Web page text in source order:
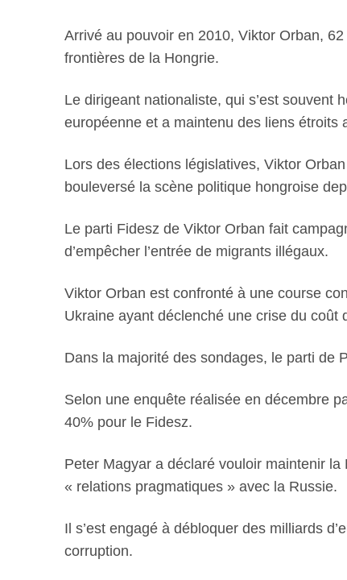
Arrivé au pouvoir en 2010, Viktor Orban,
frontières de la Hongrie.
Le dirigeant nationaliste, qui s’est souvent
européenne et a maintenu des liens étroits
Lors des élections législatives, Viktor
bouleversé la scène politique hongroise
Le parti Fidesz de Viktor Orban fait
d’empêcher l’entrée de migrants illégaux.
Viktor Orban est confronté à une course
Ukraine ayant déclenché une crise du coût
Dans la majorité des sondages, le parti de
Selon une enquête réalisée en décembre
40% pour le Fidesz.
Peter Magyar a déclaré vouloir maintenir
« relations pragmatiques » avec la Russie.
Il s’est engagé à débloquer des milliards
corruption.